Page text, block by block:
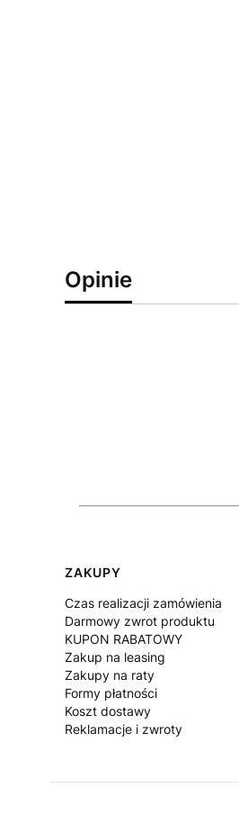
Opinie
Linki w stopce
ZAKUPY
Czas realizacji zamówienia
Darmowy zwrot produktu
KUPON RABATOWY
Zakup na leasing
Zakupy na raty
Formy płatności
Koszt dostawy
Reklamacje i zwroty